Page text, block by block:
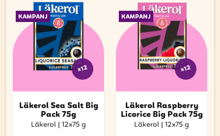
KAMPANJ
x12
Läkerol Sea Salt Big
Pack 75g
Läkerol | 12x75 g
KAMPANJ
x12
Läkerol Raspberry
Licorice Big Pack 75g
Läkerol | 12x75 g